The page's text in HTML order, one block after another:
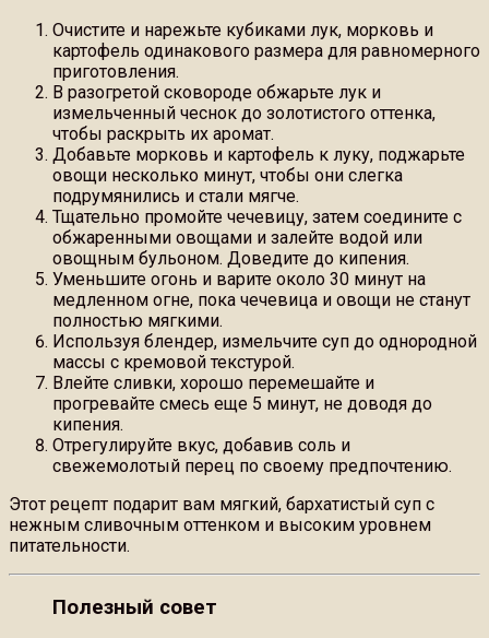
Очистите и нарежьте кубиками лук, морковь и
картофель одинакового размера для равномерного
приготовления.
В разогретой сковороде обжарьте лук и
измельченный чеснок до золотистого оттенка,
чтобы раскрыть их аромат.
Добавьте морковь и картофель к луку, поджарьте
овощи несколько минут, чтобы они слегка
подрумянились и стали мягче.
Тщательно промойте чечевицу, затем соедините с
обжаренными овощами и залейте водой или
овощным бульоном. Доведите до кипения.
Уменьшите огонь и варите около 30 минут на
медленном огне, пока чечевица и овощи не станут
полностью мягкими.
Используя блендер, измельчите суп до однородной
массы с кремовой текстурой.
Влейте сливки, хорошо перемешайте и
прогревайте смесь еще 5 минут, не доводя до
кипения.
Отрегулируйте вкус, добавив соль и
свежемолотый перец по своему предпочтению.
Этот рецепт подарит вам мягкий, бархатистый суп с
нежным сливочным оттенком и высоким уровнем
питательности.
Полезный совет